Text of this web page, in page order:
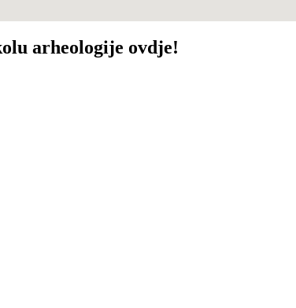
arheologije ovdje!